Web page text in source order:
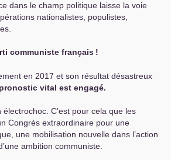
dans le champ politique laisse la voie
nationalistes, populistes,
communiste français !
en 2017 et son résultat désastreux
vital est engagé.
C’est pour cela que les
Congrès extraordinaire pour une
une mobilisation nouvelle dans l’action
ambition communiste.